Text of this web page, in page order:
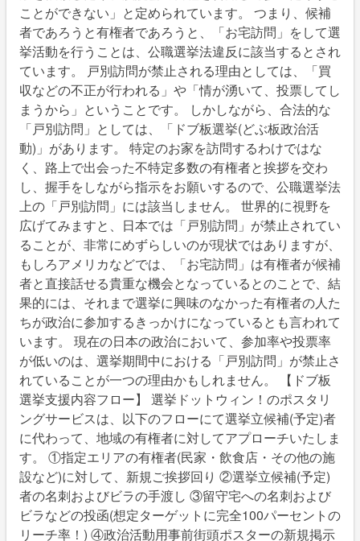
ことができない」と定められています。 つまり、候補
者であろうと有権者であろうと、「お宅訪問」をして選
挙活動を行うことは、公職選挙法違反に該当するとされ
ています。 戸別訪問が禁止される理由としては、「買
収などの不正が行われる」や「情が湧いて、投票してし
まうから」ということです。 しかしながら、合法的な
「戸別訪問」としては、「ドブ板選挙(どぶ板政治活
動)」があります。 特定のお家を訪問するわけではな
く、路上で出会った不特定多数の有権者と挨拶を交わ
し、握手をしながら指示をお願いするので、公職選挙法
上の「戸別訪問」には該当しません。 世界的に視野を
広げてみますと、日本では「戸別訪問」が禁止されてい
ることが、非常にめずらしいのが現状ではありますが、
もしろアメリカなどでは、「お宅訪問」は有権者が候補
者と直接話せる貴重な機会となっているとのことで、結
果的には、それまで選挙に興味のなかった有権者の人た
ちが政治に参加するきっかけになっているとも言われて
います。 現在の日本の政治において、参加率や投票率
が低いのは、選挙期間中における「戸別訪問」が禁止さ
れていることが一つの理由かもしれません。 【ドブ板
選挙支援内容フロー】 選挙ドットウィン！のポスタリ
ングサービスは、以下のフローにて選挙立候補(予定)者
に代わって、地域の有権者に対してアプローチいたしま
す。 ①指定エリアの有権者(民家・飲食店・その他の施
設など)に対して、新規ご挨拶回り ②選挙立候補(予定)
者の名刺およびビラの手渡し ③留守宅への名刺および
ビラなどの投函(想定ターゲットに完全100パーセントの
リーチ率！) ④政治活動用事前街頭ポスターの新規掲示